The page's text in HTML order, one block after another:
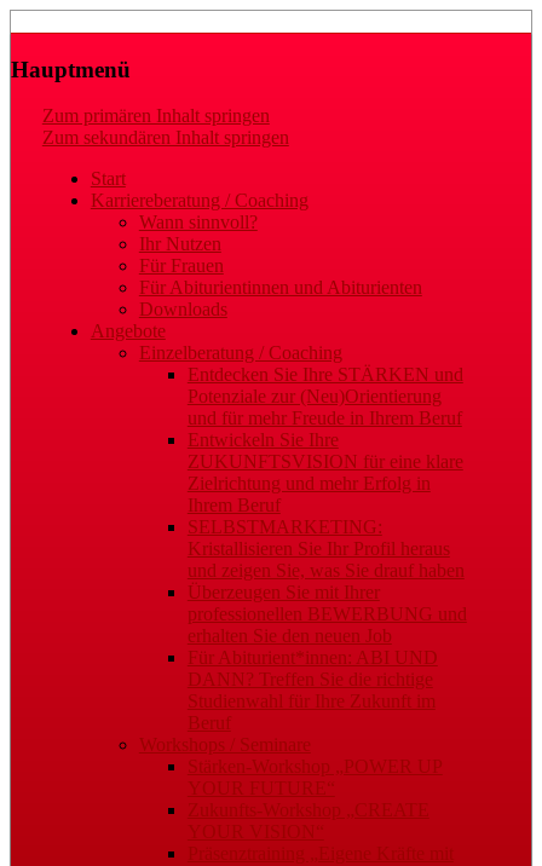
Gaby Regler
Hauptmenü
Zum primären Inhalt springen
Zum sekundären Inhalt springen
Start
Karriereberatung / Coaching
Wann sinnvoll?
Ihr Nutzen
Für Frauen
Für Abiturientinnen und Abiturienten
Downloads
Angebote
Einzelberatung / Coaching
Entdecken Sie Ihre STÄRKEN und
Potenziale zur (Neu)Orientierung
und für mehr Freude in Ihrem Beruf
Entwickeln Sie Ihre
ZUKUNFTSVISION für eine klare
Zielrichtung und mehr Erfolg in
Ihrem Beruf
SELBSTMARKETING:
Kristallisieren Sie Ihr Profil heraus
und zeigen Sie, was Sie drauf haben
Überzeugen Sie mit Ihrer
professionellen BEWERBUNG und
erhalten Sie den neuen Job
Für Abiturient*innen: ABI UND
DANN? Treffen Sie die richtige
Studienwahl für Ihre Zukunft im
Beruf
Workshops / Seminare
Stärken-Workshop „POWER UP
YOUR FUTURE“
Zukunfts-Workshop „CREATE
YOUR VISION“
Präsenztraining „Eigene Kräfte mit